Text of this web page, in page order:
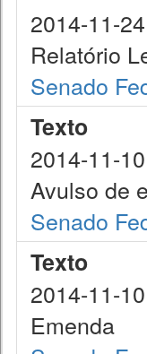
2014-11-24
Relatório
Senado
Texto
2014-11-10
Avulso de
Senado
Texto
2014-11-10
Emenda